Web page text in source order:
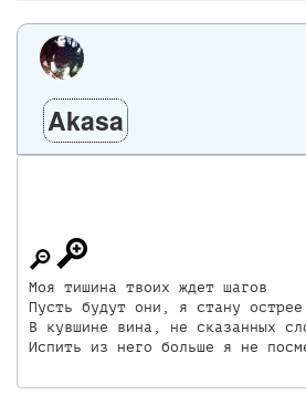
Akasa
Моя тишина твоих ждет шагов
Пусть будут они, я стану
В кувшине вина, не сказанных
Испить из него больше я не